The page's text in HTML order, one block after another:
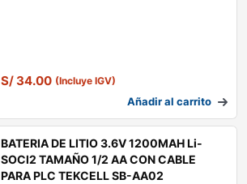
S/34.00 (Incluye IGV)
Añadir al carrito
BATERIA DE LITIO 3.6V 1200MAH Li-
SOCl2 TAMAÑO 1/2 AA CON CABLE
PARA PLC TEKCELL SB-AA02